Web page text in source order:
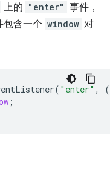
上的 "enter" 事件，
包含一个 window 对
( "enter" ,
(
;